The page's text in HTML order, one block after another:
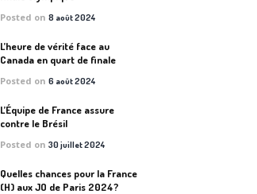
Posted on8 août 2024
L’heure de vérité face au
Canada en quart de finale
Posted on6 août 2024
L’Équipe de France assure
contre le Brésil
Posted on30 juillet 2024
Quelles chances pour la France
(H) aux JO de Paris 2024?